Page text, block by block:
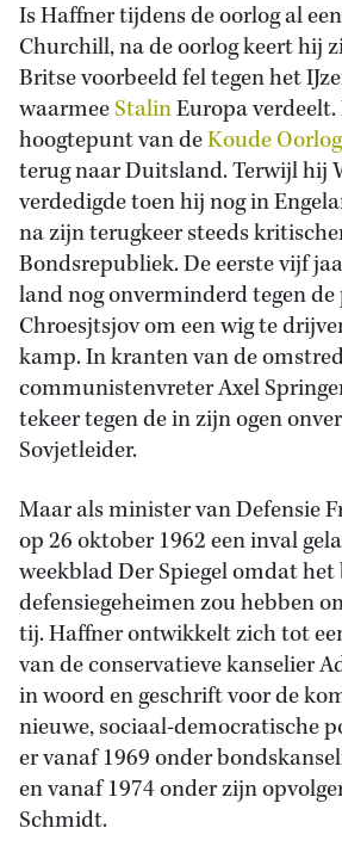
Is Haffner tijdens de oorlog al
Churchill, na de oorlog keert hij
Britse voorbeeld fel tegen het
waarmeeStalinEuropa
hoogtepunt van deKoude Oorlog
terug naar Duitsland. Terwijl hij
verdedigde toen hij nog in
na zijn terugkeer steeds
Bondsrepubliek. De eerste vijf
land nog onverminderd tegen de
Chroesjtsjov om een wig te
kamp. In kranten van de
communistenvreter Axel
tekeer tegen de in zijn ogen
Sovjetleider.
Maar als minister van Defensie
op 26 oktober 1962 een inval
weekblad Der Spiegel omdat
defensiegeheimen zou hebben
tij. Haffner ontwikkelt zich tot
van de conservatieve kanselier
in woord en geschrift voor de
nieuwe, sociaal-democratische
er vanaf 1969 onder
en vanaf 1974 onder zijn
Schmidt.